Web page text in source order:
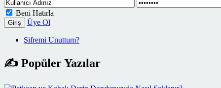
Beni Hatırla
Giriş Üye Ol
Şifremi Unuttum?
✍ Popüler Yazılar